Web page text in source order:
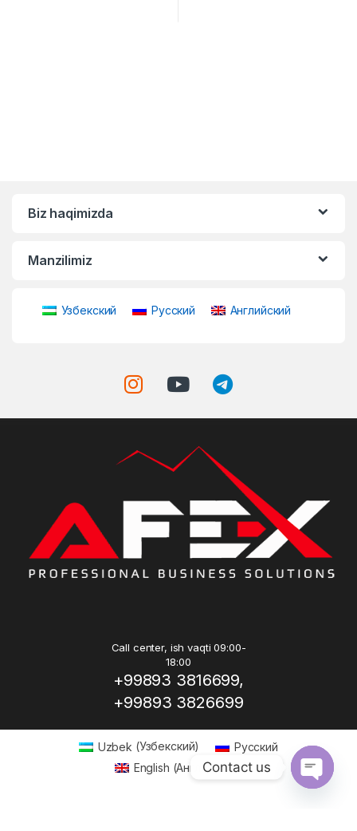
Biz haqimizda
Manzilimiz
Узбекский Русский Английский
Call center, ish vaqti 09:00-
18:00
+99893 3816699,
+99893 3826699
Uzbek (Узбекский)
Русский
English (Английский)
Contact us